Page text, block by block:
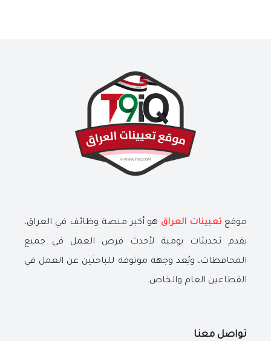
موقع تعيينات العراق هو أكبر منصة وظائف في العراق،
يقدم تحديثات يومية لأحدث فرص العمل في جميع
المحافظات، ويُعد وجهة موثوقة للباحثين عن العمل في
القطاعين العام والخاص.
تواصل معنا